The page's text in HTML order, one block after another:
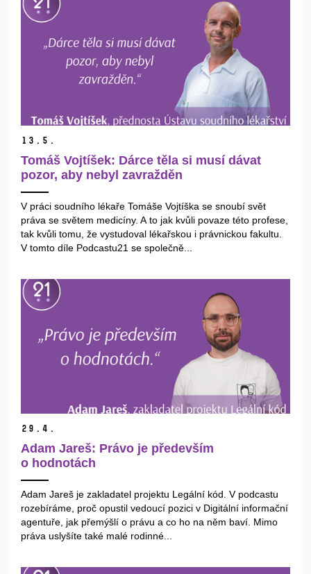
13. 5.
Tomáš Vojtíšek: Dárce těla si musí dávat
pozor, aby nebyl zavražděn
V práci soudního lékaře Tomáše Vojtíška se snoubí svět
práva se světem medicíny. A to jak kvůli povaze této profese,
tak kvůli tomu, že vystudoval lékařskou i právnickou fakultu.
V tomto díle Podcastu21 se společně...
29. 4.
Adam Jareš: Právo je především
o hodnotách
Adam Jareš je zakladatel projektu Legální kód. V podcastu
rozebíráme, proč opustil vedoucí pozici v Digitální informační
agentuře, jak přemýšlí o právu a co ho na něm baví. Mimo
práva uslyšíte také malé rodinné...